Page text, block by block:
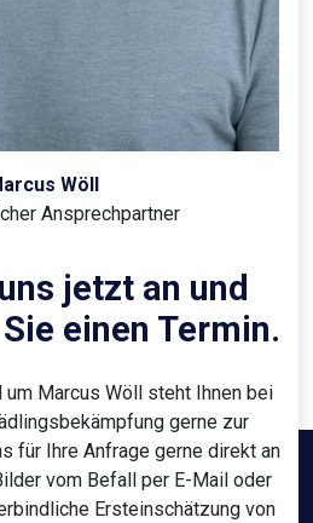
Wöll
Ansprechpartner
jetzt an und
einen Termin.
um Marcus Wöll steht Ihnen bei
gerne zur
für Ihre Anfrage gerne direkt an
vom Befall per E-Mail oder
Ersteinschätzung von